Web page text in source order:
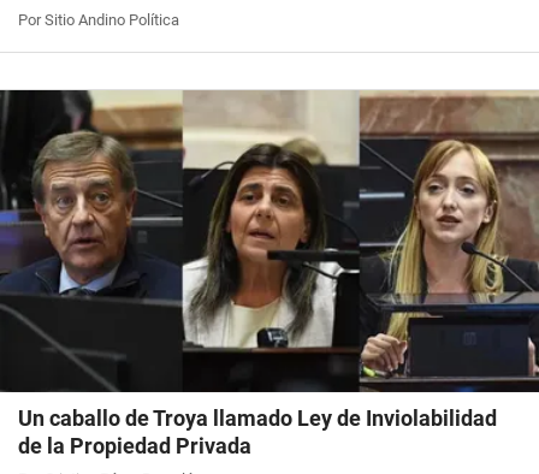
Por Sitio Andino Política
Un caballo de Troya llamado Ley de Inviolabilidad
de la Propiedad Privada